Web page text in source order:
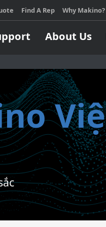
Find A Rep Why Makino?
Machining Process
EDM
High Speed Milling
Micromachining
Parts Production
Titanium
Job
& Repair
About Us
Makino?
machine can
your
no matter
policy for details